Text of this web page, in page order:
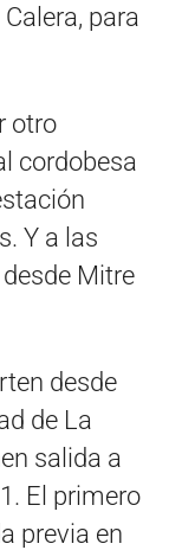
para
otro
cordobesa
Y a las
Mitre
desde
de La
salida a
El primero
previa en